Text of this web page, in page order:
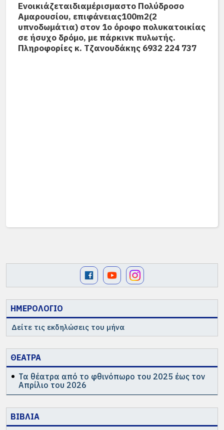
ΗΜΕΡΟΛΟΓΙΟ
Δείτε τις εκδηλώσεις του μήνα
ΘΕΑΤΡΑ
Τα θέατρα από το φθινόπωρο του 2025 έως τον
Απρίλιο του 2026
ΒΙΒΛΙΑ
Ενοικιάζεταιδιαμέρισμαστο Πολύδροσο
Αμαρουσίου, επιφάνειας100m2(2
υπνοδωμάτια) στον 1ο όροφο πολυκατοικίας
σε ήσυχο δρόμο, με πάρκινκ πυλωτής.
Πληροφορίες κ. Τζανουδάκης 6932 224 737